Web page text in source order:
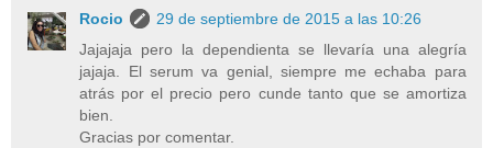
Rocio
29 de septiembre de 2015 a las 10:26
Jajajaja pero la dependienta se llevaría una alegría
jajaja. El serum va genial, siempre me echaba para
atrás por el precio pero cunde tanto que se amortiza
bien.
Gracias por comentar.